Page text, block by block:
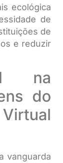
ecológica
de
de
e reduzir
na
do
vanguarda